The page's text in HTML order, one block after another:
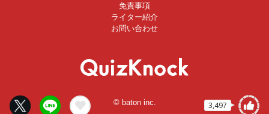
3,497
免責事項
ライター紹介
お問い合わせ
© baton inc.